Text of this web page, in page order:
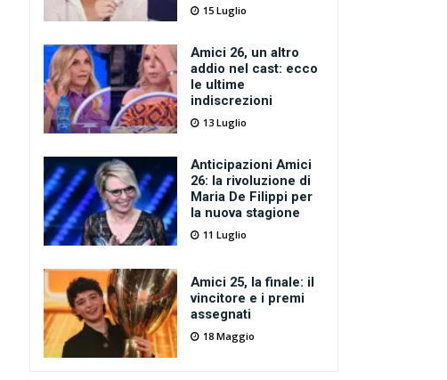
15 Luglio
Amici 26, un altro
addio nel cast: ecco
le ultime
indiscrezioni
13 Luglio
Anticipazioni Amici
26: la rivoluzione di
Maria De Filippi per
la nuova stagione
11 Luglio
Amici 25, la finale: il
vincitore e i premi
assegnati
18 Maggio